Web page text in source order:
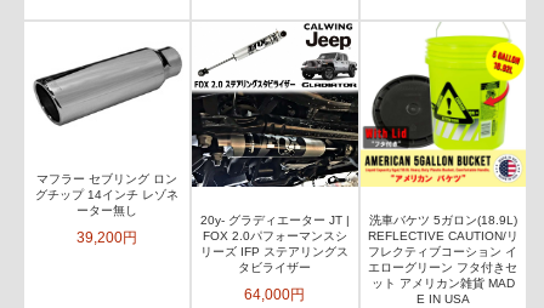
マフラー セブリング ロン
グチップ 14インチ レゾネ
ーター無し
39,200円
20y- グラディエーター JT |
FOX 2.0パフォーマンスシ
リーズ IFP ステアリングス
タビライザー
64,000円
洗車バケツ 5ガロン(18.9L)
REFLECTIVE CAUTION/リ
フレクティブコーション イ
エローグリーン フタ付きセ
ット アメリカン雑貨 MAD
E IN USA